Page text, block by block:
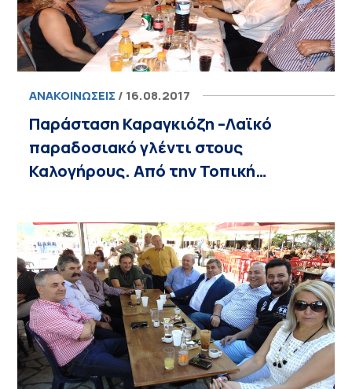
ΑΝΑΚΟΙΝΏΣΕΙΣ / 16.08.2017
Παράσταση Καραγκιόζη –Λαϊκό
παραδοσιακό γλέντι στους
Καλογήρους. Από την Τοπική…